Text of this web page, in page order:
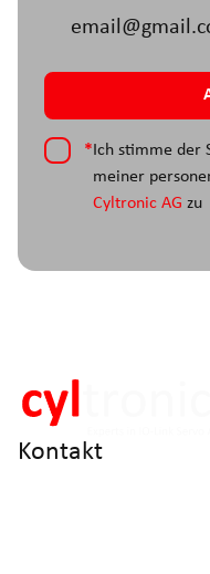
* Ich stimme der
meiner
Cyltronic AG zu
Kontakt